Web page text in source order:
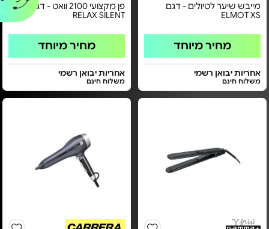
מייבש שיער לטיולים - דגם
ELMOT XS
מחיר מיוחד
אחריות יבואן רשמי
משלוח חינם
פן מקצועי 2100 וואט - דגם
RELAX SILENT
מחיר מיוחד
אחריות יבואן רשמי
משלוח חינם